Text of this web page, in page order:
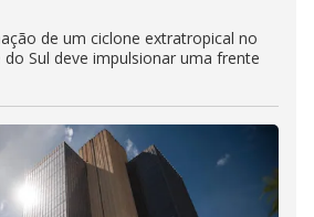
de um ciclone extratropical no
Sul deve impulsionar uma frente